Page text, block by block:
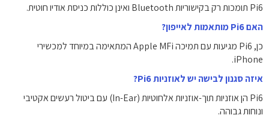
Pi6 תומכות רק בקישוריות Bluetooth ואינן כוללות כניסת אודיו חוטית.
האם Pi6 מותאמות לאייפון?
כן, Pi6 מגיעות עם תמיכה Apple MFi המתאימה במיוחד למכשירי
iPhone.
איזה סגנון לבישה יש לאוזניות Pi6?
Pi6 הן אוזניות תוך-אוזניות אלחוטיות (In-Ear) עם ביטול רעשים אקטיבי
ונוחות גבוהה.